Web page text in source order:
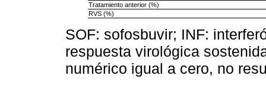
Tratamiento anterior (%)
RVS (%)
SOF: sofosbuvir; INF:
respuesta virológica
numérico igual a cero, no